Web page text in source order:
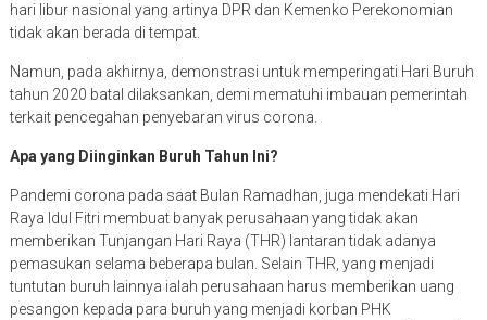
hari libur nasional yang artinya DPR dan Kemenko Perekonomian
tidak akan berada di tempat.
Namun, pada akhirnya, demonstrasi untuk memperingati Hari Buruh
tahun 2020 batal dilaksankan, demi mematuhi imbauan pemerintah
terkait pencegahan penyebaran virus corona.
Apa yang Diinginkan Buruh Tahun Ini?
Pandemi corona pada saat Bulan Ramadhan, juga mendekati Hari
Raya Idul Fitri membuat banyak perusahaan yang tidak akan
memberikan Tunjangan Hari Raya (THR) lantaran tidak adanya
pemasukan selama beberapa bulan. Selain THR, yang menjadi
tuntutan buruh lainnya ialah perusahaan harus memberikan uang
pesangon kepada para buruh yang menjadi korban PHK